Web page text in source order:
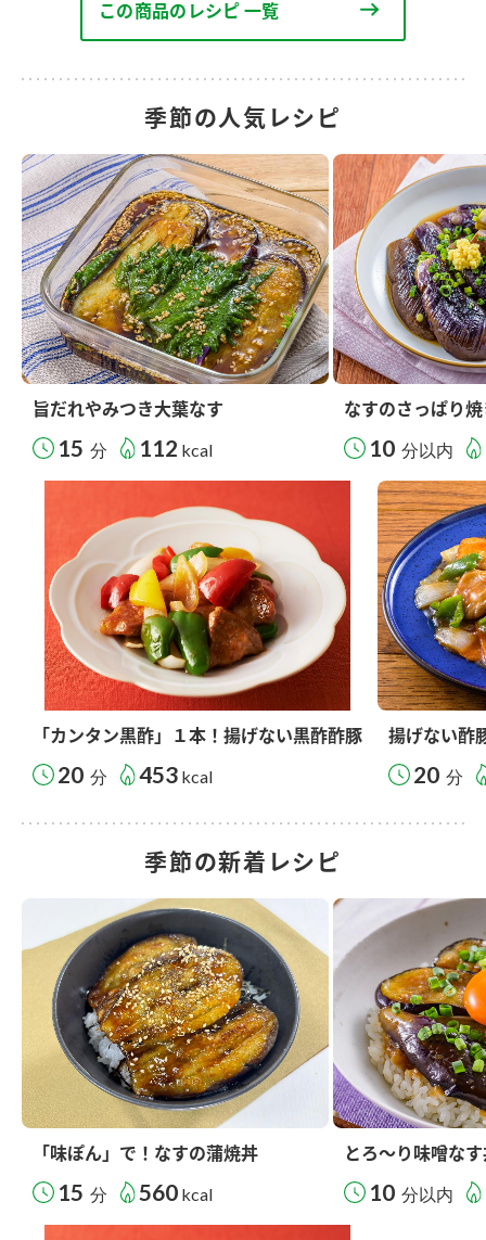
この商品のレシピ 一覧
季節の人気レシピ
旨だれやみつき大葉なす
15 分 112 kcal
なすのさっぱり
10 分以内
「カンタン黒酢」１本！揚げない黒酢酢豚
20 分 453 kcal
揚げない酢
20 分
季節の新着レシピ
「味ぽん」で！なすの蒲焼丼
15 分 560 kcal
とろ～り味噌な
10 分以内